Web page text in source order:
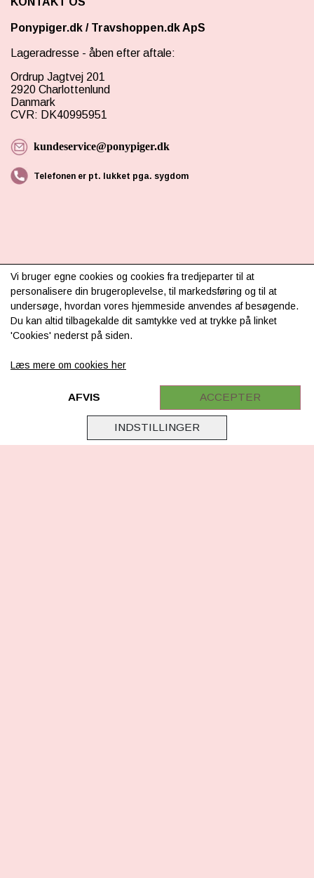
Ponypiger.dk / Travshoppen.dk ApS
Lageradresse - åben efter aftale:
Ordrup Jagtvej 201
2920 Charlottenlund
Danmark
CVR: DK40995951
kundeservice@ponypiger.dk
Telefonen er pt. lukket pga. sygdom
INFORMATION
Om os
Levering & betaling
FAQ
Virksomhedsoplysninger
Vi bruger egne cookies og cookies fra tredjeparter til at
personalisere din brugeroplevelse, til markedsføring og til at
undersøge, hvordan vores hjemmeside anvendes af besøgende.
Du kan altid tilbagekalde dit samtykke ved at trykke på linket
'Cookies' nederst på siden.
Læs mere om cookies her
INDSTILLINGER
AFVIS ACCEPTER